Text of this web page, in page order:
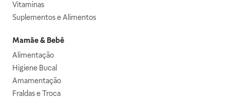
Vitaminas
Suplementos e Alimentos
Mamãe & Bebê
Alimentação
Higiene Bucal
Amamentação
Fraldas e Troca